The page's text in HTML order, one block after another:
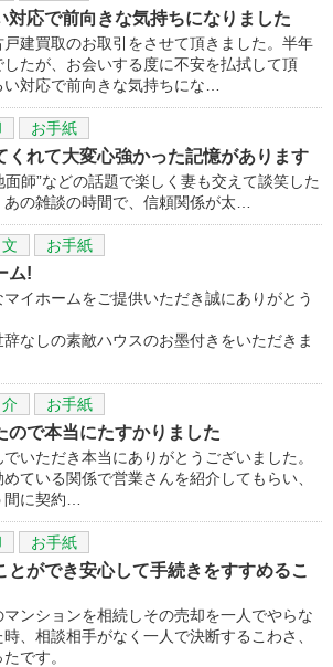
対応で前向きな気持ちになりました
建買取のお取引をさせて頂きました。半年
たが、お会いする度に不安を払拭して頂
対応で前向きな気持ちにな…
お手紙
くれて大変心強かった記憶があります
面師”などの話題で楽しく妻も交えて談笑した
の雑談の時間で、信頼関係が太…
お手紙
ム!
イホームをご提供いただき誠にありがとう
なしの素敵ハウスのお墨付きをいただきま
お手紙
ので本当にたすかりました
いただき本当にありがとうございました。
ている関係で営業さんを紹介してもらい、
に契約…
お手紙
とができ安心して手続きをすすめるこ
ンションを相続しその売却を一人でやらな
、相談相手がなく一人で決断するこわさ、
です。